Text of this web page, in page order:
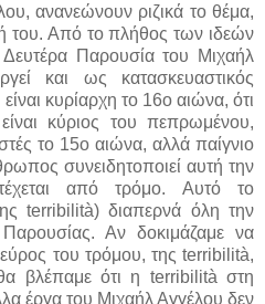
ανανεώνουν ριζικά το θέμα,
του. Από το πλήθος των ιδεών
Παρουσία του Μιχαήλ
και ως κατασκευαστικός
κυρίαρχη το 16ο αιώνα, ότι
κύριος του πεπρωμένου,
το 15ο αιώνα, αλλά παίγνιο
συνειδητοποιεί αυτή την
από τρόμο. Αυτό το
terribilità) διαπερνά όλη την
Αν δοκιμάζαμε να
του τρόμου, της terribilità,
βλέπαμε ότι η terribilità στη
έργα του Μιχαήλ Αγγέλου δεν